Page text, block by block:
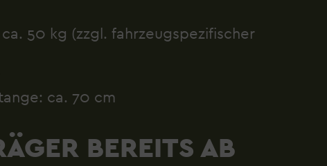
50 kg (zzgl. fahrzeugspezifischer
ca. 70 cm
BEREITS AB